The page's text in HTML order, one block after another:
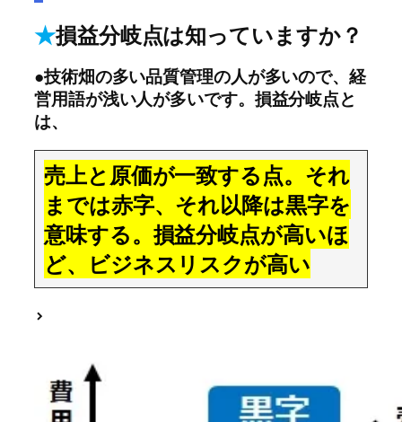
★損益分岐点は知っていますか？
●技術畑の多い品質管理の人が多いので、経
営用語が浅い人が多いです。損益分岐点と
は、
売上と原価が一致する点。それ
までは赤字、それ以降は黒字を
意味する。損益分岐点が高いほ
ど、ビジネスリスクが高い
>